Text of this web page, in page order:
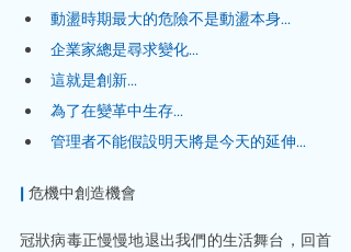
動盪時期最大的危險不是動盪本身...
企業家總是尋求變化...
這就是創新...
為了在變革中生存...
管理者不能假設明天將是今天的延伸...
| 危機中創造機會
冠狀病毒正慢慢地退出我們的生活舞台，回首